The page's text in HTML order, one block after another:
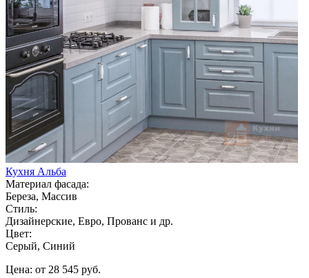
Кухня Альба
Материал фасада:
Береза, Массив
Стиль:
Дизайнерские, Евро, Прованс и др.
Цвет:
Серый, Синий
Цена: от 28 545 руб.